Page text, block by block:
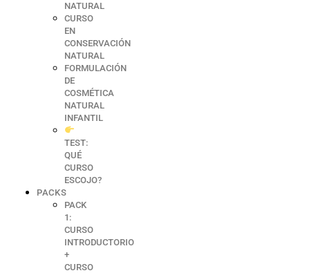
NATURAL
CURSO
EN
CONSERVACIÓN
NATURAL
FORMULACIÓN
DE
COSMÉTICA
NATURAL
INFANTIL
TEST:
QUÉ
CURSO
ESCOJO?
PACKS
PACK
1:
CURSO
INTRODUCTORIO
+
CURSO